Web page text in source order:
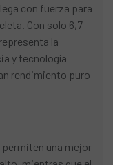
con fuerza para
Con solo 6,7
la
y tecnología
rendimiento puro
una mejor